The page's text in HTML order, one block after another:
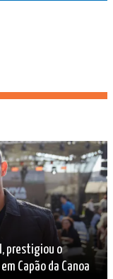
prestigiou o
Capão da Canoa